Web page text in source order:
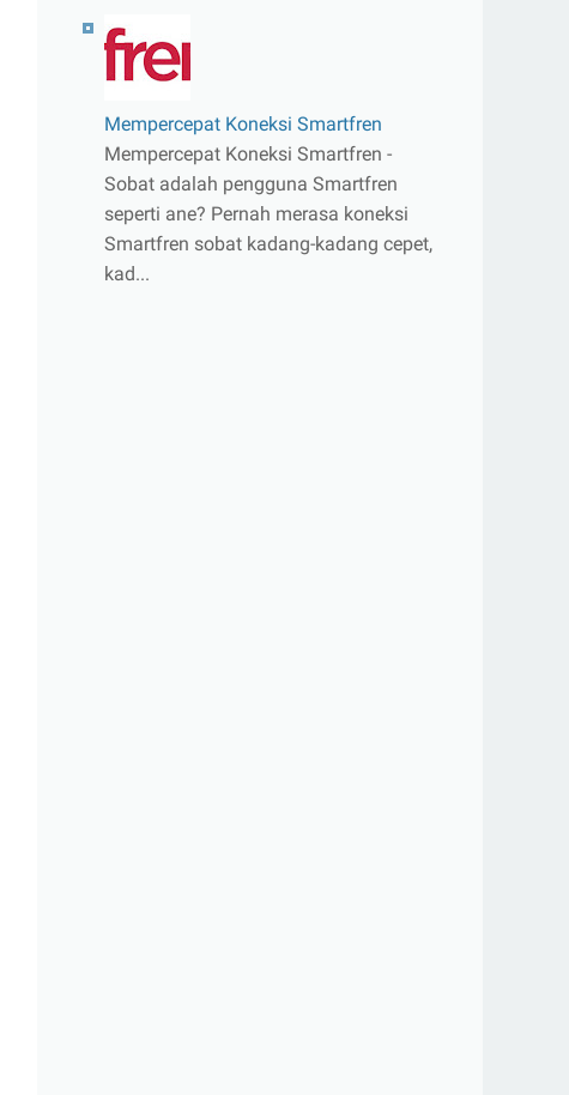
Mempercepat Koneksi Smartfren
Mempercepat Koneksi Smartfren -
Sobat adalah pengguna Smartfren
seperti ane? Pernah merasa koneksi
Smartfren sobat kadang-kadang cepet,
kad...